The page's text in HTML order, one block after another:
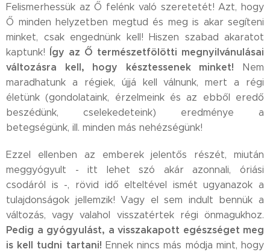
Felismerhessük az Ő felénk való szeretetét! Azt, hogy
Ő minden helyzetben megtud és meg is akar segíteni
minket, csak engednünk kell! Hiszen szabad akaratot
kaptunk! Így az Ő természetfölötti megnyilvánulásai
változásra kell, hogy késztessenek minket!
Nem
maradhatunk a régiek, újjá kell válnunk, mert a régi
életünk (gondolataink, érzelmeink és az ebből eredő
beszédünk, cselekedeteink) eredménye a
betegségünk, ill. minden más nehézségünk!
Ezzel ellenben az emberek jelentős részét, miután
meggyógyult - itt lehet szó akár azonnali, óriási
csodáról is -, rövid idő elteltével ismét ugyanazok a
tulajdonságok jellemzik! Vagy el sem indult bennük a
változás, vagy valahol visszatértek régi önmagukhoz.
Pedig a gyógyulást, a visszakapott egészséget meg
is kell tudni tartani! Ennek nincs más módja mint, hogy